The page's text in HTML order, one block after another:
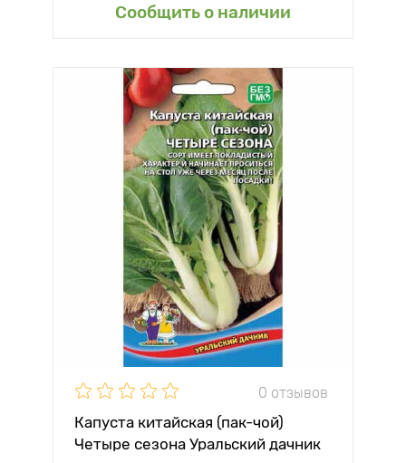
Сообщить о наличии
0 отзывов
Капуста китайская (пак-чой)
Четыре сезона Уральский дачник